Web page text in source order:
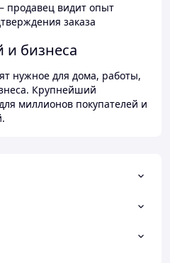
продавец видит опыт
заказа
бизнеса
нужное для дома, работы,
Крупнейший
миллионов покупателей и